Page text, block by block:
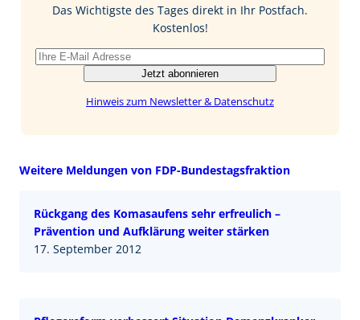
I
Das Wichtigste des Tages direkt in Ihr Postfach.
Kostenlos!
Jetzt abonnieren
Hinweis zum Newsletter & Datenschutz
Weitere Meldungen von FDP-Bundestagsfraktion
Rückgang des Komasaufens sehr erfreulich –
Prävention und Aufklärung weiter stärken
17. September 2012